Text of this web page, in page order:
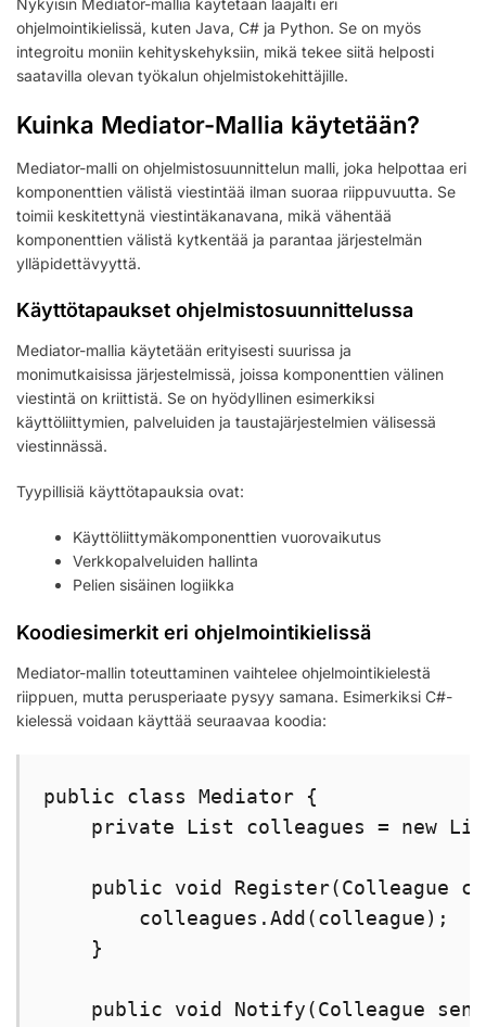
Nykyisin Mediator-mallia käytetään laajalti eri
ohjelmointikielissä, kuten Java, C# ja Python. Se on myös
integroitu moniin kehityskehyksiin, mikä tekee siitä helposti
saatavilla olevan työkalun ohjelmistokehittäjille.
Kuinka Mediator-Mallia käytetään?
Mediator-malli on ohjelmistosuunnittelun malli, joka helpottaa eri
komponenttien välistä viestintää ilman suoraa riippuvuutta. Se
toimii keskitettynä viestintäkanavana, mikä vähentää
komponenttien välistä kytkentää ja parantaa järjestelmän
ylläpidettävyyttä.
Käyttötapaukset ohjelmistosuunnittelussa
Mediator-mallia käytetään erityisesti suurissa ja
monimutkaisissa järjestelmissä, joissa komponenttien välinen
viestintä on kriittistä. Se on hyödyllinen esimerkiksi
käyttöliittymien, palveluiden ja taustajärjestelmien välisessä
viestinnässä.
Tyypillisiä käyttötapauksia ovat:
Käyttöliittymäkomponenttien vuorovaikutus
Verkkopalveluiden hallinta
Pelien sisäinen logiikka
Koodiesimerkit eri ohjelmointikielissä
Mediator-mallin toteuttaminen vaihtelee ohjelmointikielestä
riippuen, mutta perusperiaate pysyy samana. Esimerkiksi C#-
kielessä voidaan käyttää seuraavaa koodia:
public class Mediator {
    private List
colleagues = new
public void Register(Colleague
        colleagues.Add(colleague);
    }
public void Notify(Colleague